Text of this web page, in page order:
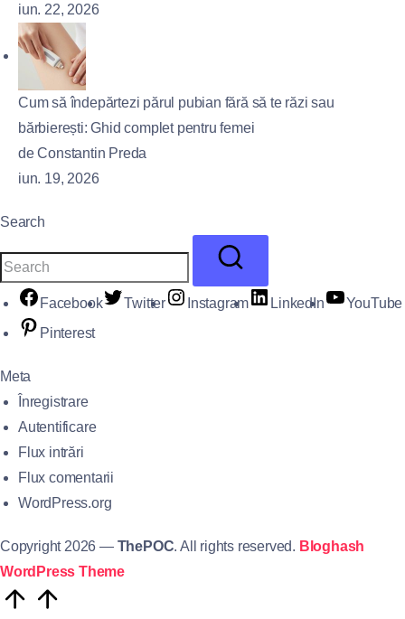
iun. 22, 2026
Cum să îndepărtezi părul pubian fără să te răzi sau
bărbierești: Ghid complet pentru femei
de Constantin Preda
iun. 19, 2026
Search
Facebook Twitter Instagram LinkedIn
YouTube
Pinterest
Meta
Înregistrare
Autentificare
Flux intrări
Flux comentarii
WordPress.org
Copyright 2026 — ThePOC. All rights reserved. Bloghash
WordPress Theme